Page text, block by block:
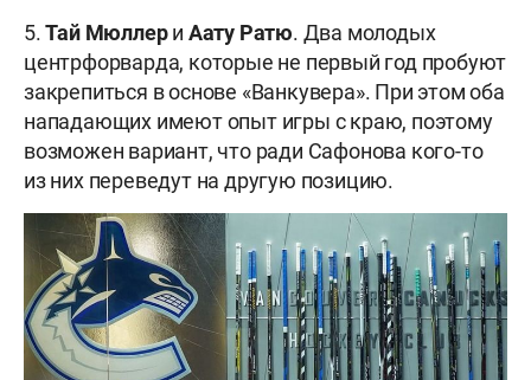
5.Тай Мюллери Аату Ратю. Два молодых
центрфорварда, которые не первый год пробуют
закрепиться в основе «Ванкувера». При этом оба
нападающих имеют опыт игры с краю, поэтому
возможен вариант, что ради Сафонова кого-то
из них переведут на другую позицию.